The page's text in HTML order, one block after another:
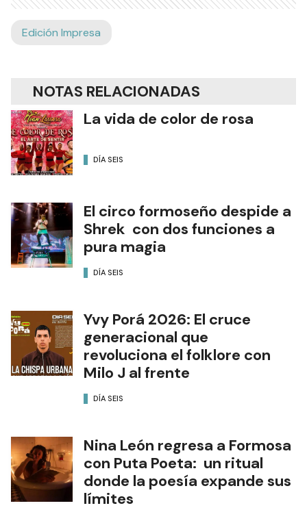
Edición Impresa
NOTAS RELACIONADAS
La vida de color de rosa
DÍA SEIS
El circo formoseño despide a
Shrek con dos funciones a
pura magia
DÍA SEIS
Yvy Porá 2026: El cruce
generacional que
revoluciona el folklore con
Milo J al frente
DÍA SEIS
Nina León regresa a Formosa
con Puta Poeta: un ritual
donde la poesía expande sus
límites